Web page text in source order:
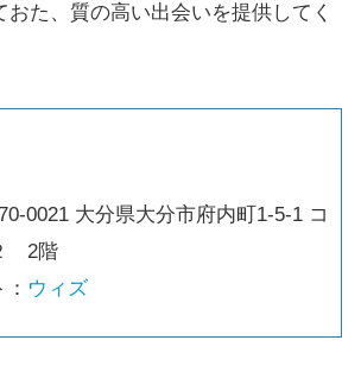
おた、質の高い出会いを提供してく
0021 大分県大分市府内町1-5-1 コ
2階
ウィズ